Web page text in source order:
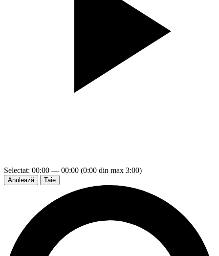
Selectat: 00:00 — 00:00 (0:00 din max 3:00)
Anulează Taie